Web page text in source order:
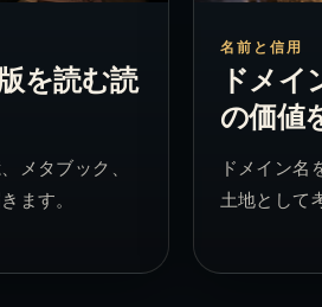
を読む読
メタブック、
ます。
名前と信用
ドメ
の価値
ドメイン名
土地として